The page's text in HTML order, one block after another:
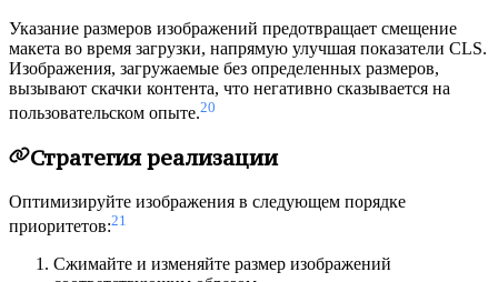
Указание размеров изображений предотвращает смещение
макета во время загрузки, напрямую улучшая показатели CLS.
Изображения, загружаемые без определенных размеров,
вызывают скачки контента, что негативно сказывается на
пользовательском опыте.20
Стратегия реализации
Оптимизируйте изображения в следующем порядке
приоритетов:21
Сжимайте и изменяйте размер изображений